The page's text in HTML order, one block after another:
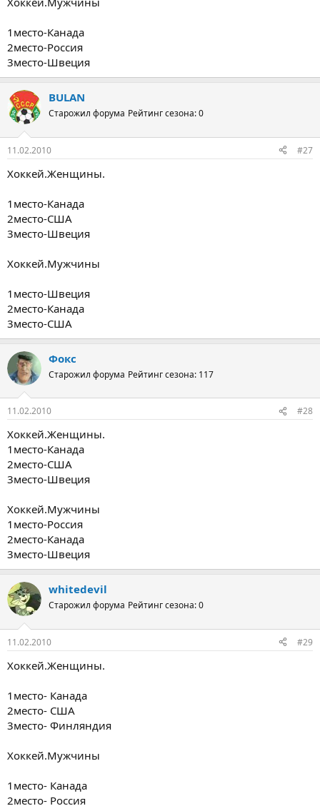
1место-Канада
2место-Россия
3место-Швеция
BULAN
Старожил форума Рейтинг сезона: 0
11.02.2010 #27
Хоккей.Женщины.
1место-Канада
2место-США
3место-Швеция
Хоккей.Мужчины
1место-Швеция
2место-Канада
3место-США
Фокс
Старожил форума Рейтинг сезона: 117
11.02.2010 #28
Хоккей.Женщины.
1место-Канада
2место-США
3место-Швеция
Хоккей.Мужчины
1место-Россия
2место-Канада
3место-Швеция
whitedevil
Старожил форума Рейтинг сезона: 0
11.02.2010 #29
Хоккей.Женщины.
1место- Канада
2место- США
3место- Финляндия
Хоккей.Мужчины
1место- Канада
2место- Россия